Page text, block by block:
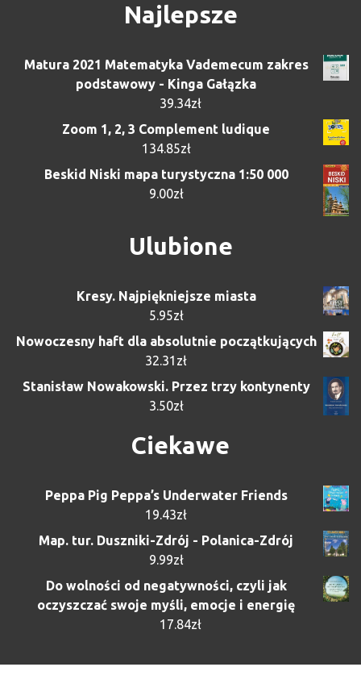
Najlepsze
Matura 2021 Matematyka Vademecum zakres
podstawowy - Kinga Gałązka
39.34zł
Zoom 1, 2, 3 Complement ludique
134.85zł
Beskid Niski mapa turystyczna 1:50 000
9.00zł
Ulubione
Kresy. Najpiękniejsze miasta
5.95zł
Nowoczesny haft dla absolutnie początkujących
32.31 zł
Stanisław Nowakowski. Przez trzy kontynenty
3.50zł
Ciekawe
Peppa Pig Peppa’s Underwater Friends
19.43zł
Map. tur. Duszniki-Zdrój - Polanica-Zdrój
9.99zł
Do wolności od negatywności, czyli jak
oczyszczać swoje myśli, emocje i energię
17.84zł